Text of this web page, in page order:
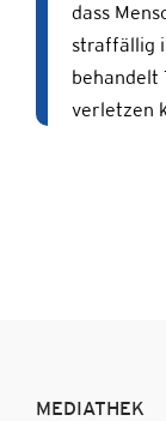
dass
straffällig
behandelt
verletzen
MEDIATHEK